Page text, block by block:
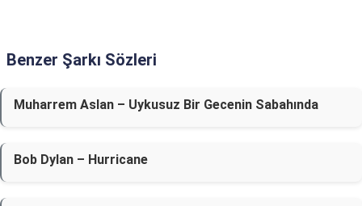
Benzer Şarkı Sözleri
Muharrem Aslan – Uykusuz Bir Gecenin Sabahında
Bob Dylan – Hurricane